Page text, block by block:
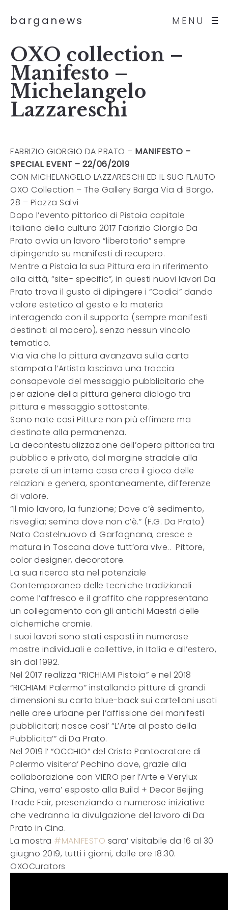
MENU
barganews
OXO collection –
Manifesto –
Michelangelo
Lazzareschi
FABRIZIO GIORGIO DA PRATO – MANIFESTO –
SPECIAL EVENT – 22/06/2019
CON MICHELANGELO LAZZARESCHI ED IL SUO FLAUTO
OXO Collection – The Gallery Barga Via di Borgo,
28 – Piazza Salvi
Dopo l’evento pittorico di Pistoia capitale
italiana della cultura 2017 Fabrizio Giorgio Da
Prato avvia un lavoro “liberatorio” sempre
dipingendo su manifesti di recupero.
Mentre a Pistoia la sua Pittura era in riferimento
alla città, “site- specific”, in questi nuovi lavori Da
Prato trova il gusto di dipingere i “Codici” dando
valore estetico al gesto e la materia
interagendo con il supporto (sempre manifesti
destinati al macero), senza nessun vincolo
tematico.
Via via che la pittura avanzava sulla carta
stampata l’Artista lasciava una traccia
consapevole del messaggio pubblicitario che
per azione della pittura genera dialogo tra
pittura e messaggio sottostante.
Sono nate così Pitture non più effimere ma
destinate alla permanenza.
La decontestualizzazione dell’opera pittorica tra
pubblico e privato, dal margine stradale alla
parete di un interno casa crea il gioco delle
relazioni e genera, spontaneamente, differenze
di valore.
“Il mio lavoro, la funzione; Dove c’è sedimento,
risveglia; semina dove non c’è.” (F.G. Da Prato)
Nato Castelnuovo di Garfagnana, cresce e
matura in Toscana dove tutt’ora vive.. Pittore,
color designer, decoratore.
La sua ricerca sta nel potenziale
Contemporaneo delle tecniche tradizionali
come l’affresco e il graffito che rappresentano
un collegamento con gli antichi Maestri delle
alchemiche cromie.
I suoi lavori sono stati esposti in numerose
mostre individuali e collettive, in Italia e all’estero,
sin dal 1992.
Nel 2017 realizza “RICHIAMI Pistoia” e nel 2018
“RICHIAMI Palermo” installando pitture di grandi
dimensioni su carta blue-back sui cartelloni usati
nelle aree urbane per l’affissione dei manifesti
pubblicitari; nasce cosi’ “L’Arte al posto della
Pubblicita’” di Da Prato.
Nel 2019 l’ “OCCHIO” del Cristo Pantocratore di
Palermo visitera’ Pechino dove, grazie alla
collaborazione con VIERO per l’Arte e Verylux
China, verra’ esposto alla Build + Decor Beijing
Trade Fair, presenziando a numerose iniziative
che vedranno la divulgazione del lavoro di Da
Prato in Cina.
La mostra #MANIFESTO sara’ visitabile da 16 al 30
giugno 2019, tutti i giorni, dalle ore 18:30.
OXOCurators